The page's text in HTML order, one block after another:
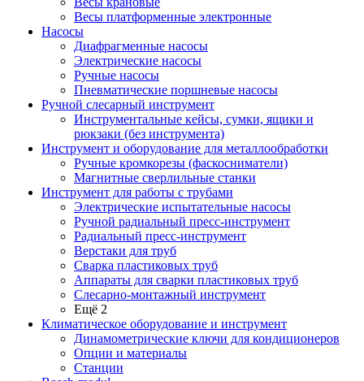
Весы платформенные электронные
Насосы
Диафрагменные насосы
Электрические насосы
Ручные насосы
Пневматические поршневые насосы
Ручной слесарный инструмент
Инструментальные кейсы, сумки, ящики и
рюкзаки (без инструмента)
Инструмент и оборудование для металлообработки
Ручные кромкорезы (фаскосниматели)
Магнитные сверлильные станки
Инструмент для работы с трубами
Электрические испытательные насосы
Ручной радиальный пресс-инструмент
Радиальный пресс-инструмент
Верстаки для труб
Сварка пластиковых труб
Аппараты для сварки пластиковых труб
Слесарно-монтажный инструмент
Ещё 2
Климатическое оборудование и инструмент
Динамометрические ключи для кондиционеров
Опции и материалы
Станции